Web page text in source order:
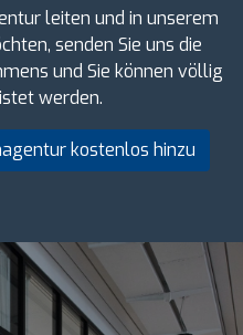
leiten und in unserem
senden Sie uns die
und Sie können völlig
werden.
kostenlos hinzu